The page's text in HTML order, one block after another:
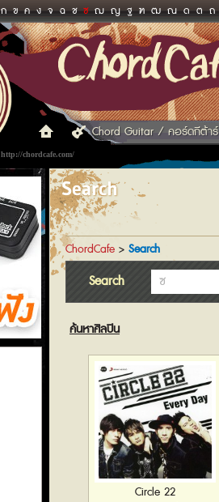
ก ข ค ง จ ฉ ช ซ ฌ ญ ฐ ฑ ฒ ณ ด ต ถ
http://chordcafe.com/
Chord Guitar / คอร์ดกีต้าร์
Search
ChordCafe > Search
Search
ค้นหาศิลปิน
Circle 22